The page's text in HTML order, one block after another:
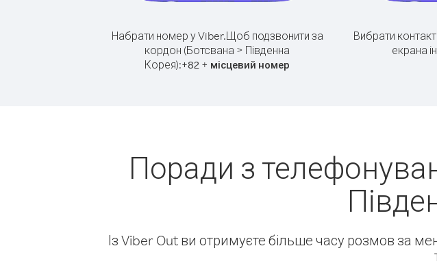
Набрати номер у Viber.Щоб подзвонити за
кордон (Ботсвана > Південна
Корея):+82 + місцевий номер
Вибрати
екрана
Поради з
Із Viber Out ви отримуєте більше часу розмов за